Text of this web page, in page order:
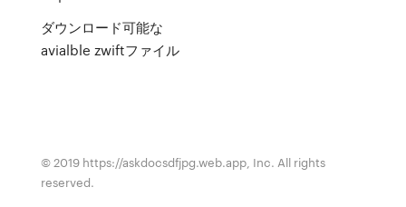
ダウンロード可能な
avialble zwiftファイル
© 2019 https://askdocsdfjpg.web.app, Inc. All rights
reserved.